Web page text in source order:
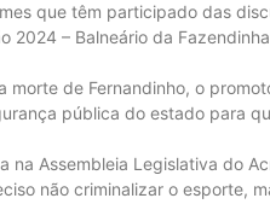
que têm participado das
2024 – Balneário da
morte de Fernandinho, o
pública do estado para
na Assembleia Legislativa do
não criminalizar o esporte,